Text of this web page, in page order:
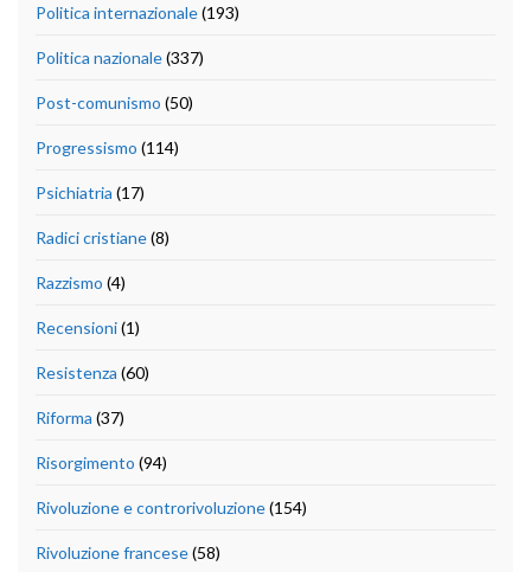
Politica internazionale(193)
Politica nazionale(337)
Post-comunismo (50)
Progressismo (114)
Psichiatria (17)
Radici cristiane(8)
Razzismo (4)
Recensioni(1)
Resistenza (60)
Riforma (37)
Risorgimento (94)
Rivoluzione e controrivoluzione(154)
Rivoluzione francese(58)